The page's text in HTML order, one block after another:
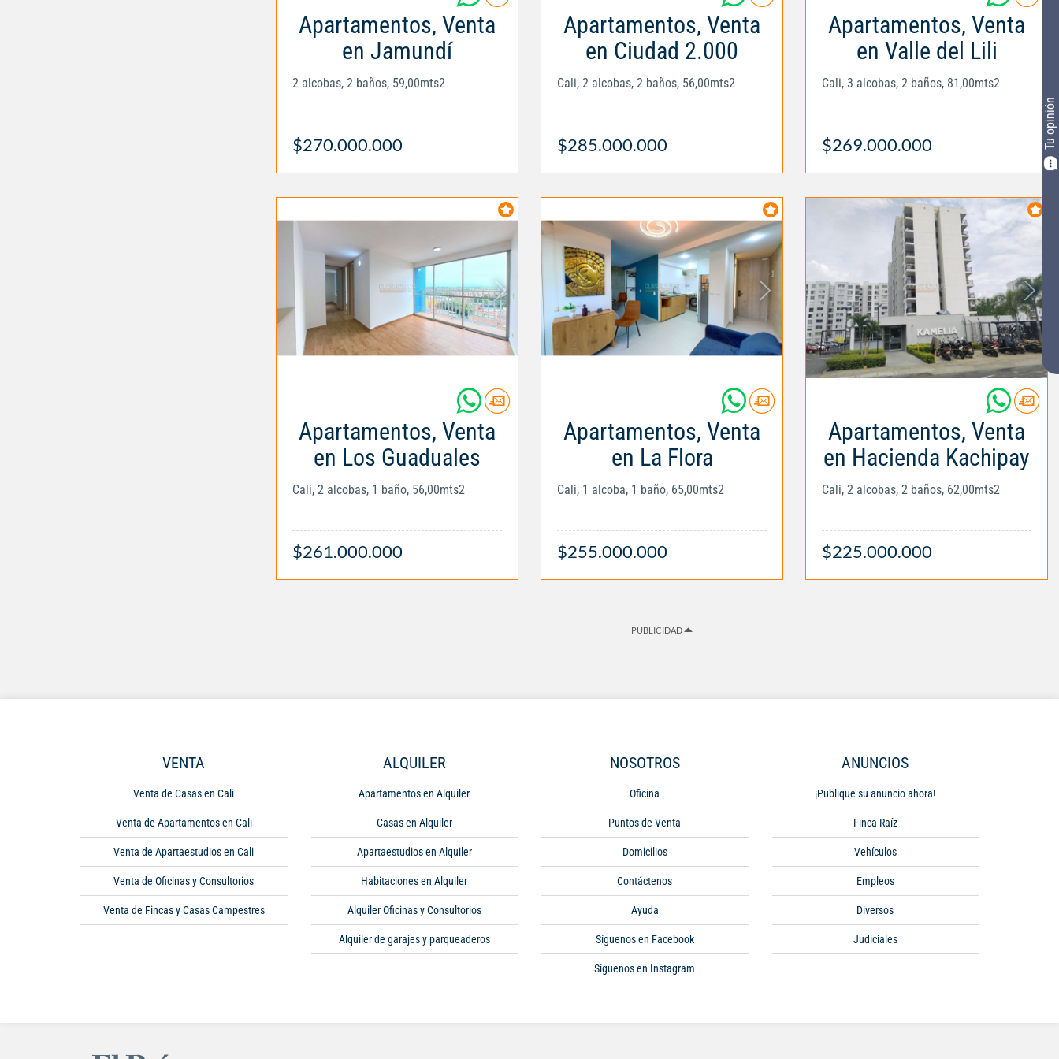
Tu opinión
Apartamentos, Venta
en Jamundí
2 alcobas, 2 baños, 59,00mts2
$270.000.000
Apartamentos, Venta
en Ciudad 2.000
Cali, 2 alcobas, 2 baños, 56,00mts2
$285.000.000
Apartamentos, Venta
en Valle del Lili
Cali, 3 alcobas, 2 baños, 81,00mts2
$269.000.000
Apartamentos, Venta
en Los Guaduales
Cali, 2 alcobas, 1 baño, 56,00mts2
$261.000.000
Apartamentos, Venta
en La Flora
Cali, 1 alcoba, 1 baño, 65,00mts2
$255.000.000
Apartamentos, Venta
en Hacienda Kachipay
Cali, 2 alcobas, 2 baños, 62,00mts2
$225.000.000
PUBLICIDAD
VENTA
Venta de Casas en Cali
Venta de Apartamentos en Cali
Venta de Apartaestudios en Cali
Venta de Oficinas y Consultorios
Venta de Fincas y Casas Campestres
ALQUILER
Apartamentos en Alquiler
Casas en Alquiler
Apartaestudios en Alquiler
Habitaciones en Alquiler
Alquiler Oficinas y Consultorios
Alquiler de garajes y parqueaderos
NOSOTROS
Oficina
Puntos de Venta
Domicilios
Contáctenos
Ayuda
Síguenos en Facebook
Síguenos en Instagram
ANUNCIOS
¡Publique su anuncio ahora!
Finca Raíz
Vehículos
Empleos
Diversos
Judiciales